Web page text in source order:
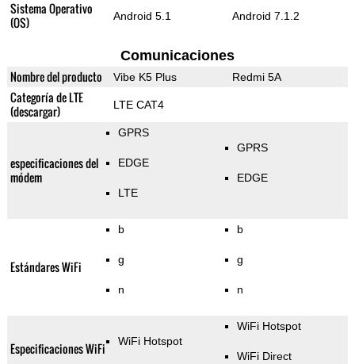
Sistema Operativo
(OS)
Android 5.1 Android 7.1.2
Comunicaciones
Nombre del producto Vibe K5 Plus Redmi 5A
Categoría de LTE
(descargar)
LTE CAT4
especificaciones del
módem
GPRS
EDGE
LTE
GPRS
EDGE
Estándares WiFi
b
g
n
b
g
n
Especificaciones WiFi WiFi Hotspot
WiFi Hotspot
WiFi Direct